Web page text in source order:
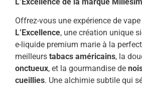
Offrez-vous une expérience de
L’Excellence, une création unique
e-liquide premium marie à la
meilleurs tabacs américains, la
onctueux, et la gourmandise de
cueillies. Une alchimie subtile qui